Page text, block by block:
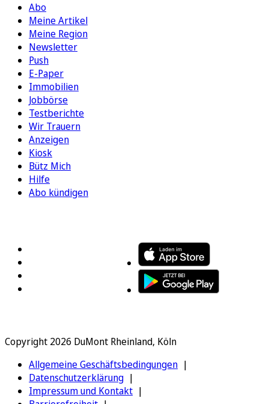
Abo
Meine Artikel
Meine Region
Newsletter
Push
E-Paper
Immobilien
Jobbörse
Testberichte
Wir Trauern
Anzeigen
Kiosk
Bütz Mich
Hilfe
Abo kündigen
Copyright 2026 DuMont Rheinland, Köln
Allgemeine Geschäftsbedingungen
Datenschutzerklärung
Impressum und Kontakt